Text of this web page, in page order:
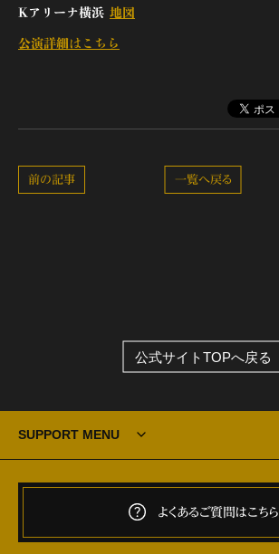
Kアリーナ横浜 地図
公演詳細はこちら
一覧へ戻る
前の記事
公式サイトTOPへ戻る
SUPPORT MENU
よくあるご質問はこちら